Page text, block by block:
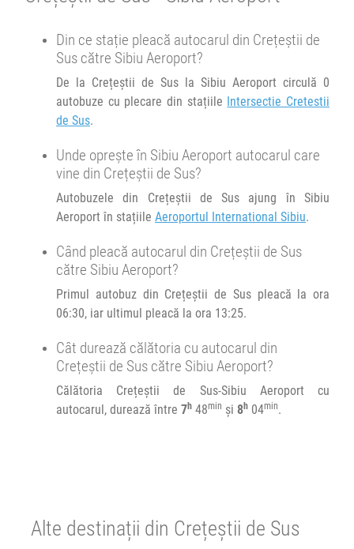
Brașov Sala sporturilor
Transbodare asigurată de operator.
Brașov Sala sporturilor
Minivan Trans Olteanu Tour :
Afiseaza itinerariu
Durată:
min
L M M J V S D
Minivan Trans Olteanu Tour :
18:35 Brașov Sala sporturilor
Transbodare asigurată de operator.
19:30 Brașov Sala sporturilor
Minivan Trans Olteanu Tour :
02bisBrașov Timișoara
Afiseaza itinerariu
Sibiu Aeroport Aeroportul International Sibiu
Durată: Zile de circulație:
Din ce stație pleacă autocarul din Crețeștii de
Sus către Sibiu Aeroport?
De la Crețeștii de Sus la Sibiu Aeroport circulă 0
autobuze cu plecare din stațiile Intersectie Cretestii
de Sus.
Unde oprește în Sibiu Aeroport autocarul care
vine din Crețeștii de Sus?
Autobuzele din Crețeștii de Sus ajung în Sibiu
Aeroport în stațiile Aeroportul International Sibiu.
Când pleacă autocarul din Crețeștii de Sus
către Sibiu Aeroport?
Primul autobuz din Crețeștii de Sus pleacă la ora
06:30, iar ultimul pleacă la ora 13:25.
Cât durează călătoria cu autocarul din
Crețeștii de Sus către Sibiu Aeroport?
Călătoria Crețeștii de Sus-Sibiu Aeroport cu
autocarul, durează între 7h 48min și 8h 04min.
Alte destinații din Crețeștii de Sus